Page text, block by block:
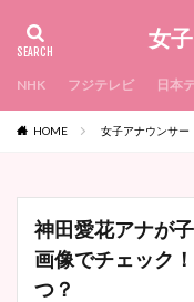
女
NHK フジテレビ 日本
HOME 女子アナウンサー
神田愛花アナが
画像でチェック
つ？